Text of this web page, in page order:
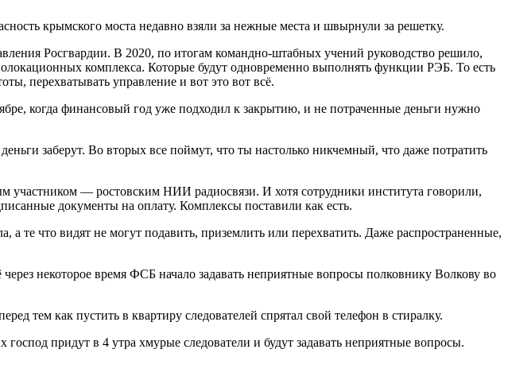
крымского моста недавно взяли за нежные места и швырнули за решетку.
Росгвардии. В 2020, по итогам командно-штабных учений руководство решило,
комплекса. Которые будут одновременно выполнять функции РЭБ. То есть
перехватывать управление и вот это вот всё.
когда финансовый год уже подходил к закрытию, и не потраченные деньги нужно
заберут. Во вторых все поймут, что ты настолько никчемный, что даже потратить
участником — ростовским НИИ радиосвязи. И хотя сотрудники института говорили,
документы на оплату. Комплексы поставили как есть.
а те что видят не могут подавить, приземлить или перехватить. Даже распространенные,
некоторое время ФСБ начало задавать неприятные вопросы полковнику Волкову во
тем как пустить в квартиру следователей спрятал свой телефон в стиралку.
придут в 4 утра хмурые следователи и будут задавать неприятные вопросы.